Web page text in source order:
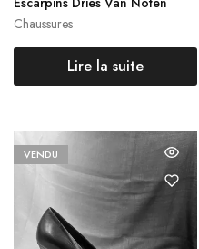
Chaussures
Lire la suite
VENDU